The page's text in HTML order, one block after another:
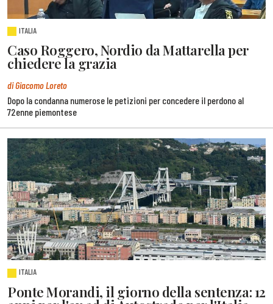
ITALIA
Caso Roggero, Nordio da Mattarella per
chiedere la grazia
di Giacomo Loreto
Dopo la condanna numerose le petizioni per concedere il perdono al
72enne piemontese
ITALIA
Ponte Morandi, il giorno della sentenza: 12